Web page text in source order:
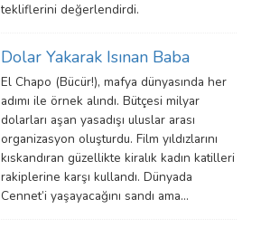
tekliflerini değerlendirdi.
Dolar Yakarak Isınan Baba
El Chapo (Bücür!), mafya dünyasında her
adımı ile örnek alındı. Bütçesi milyar
dolarları aşan yasadışı uluslar arası
organizasyon oluşturdu. Film yıldızlarını
kıskandıran güzellikte kiralık kadın katilleri
rakiplerine karşı kullandı. Dünyada
Cennet’i yaşayacağını sandı ama…